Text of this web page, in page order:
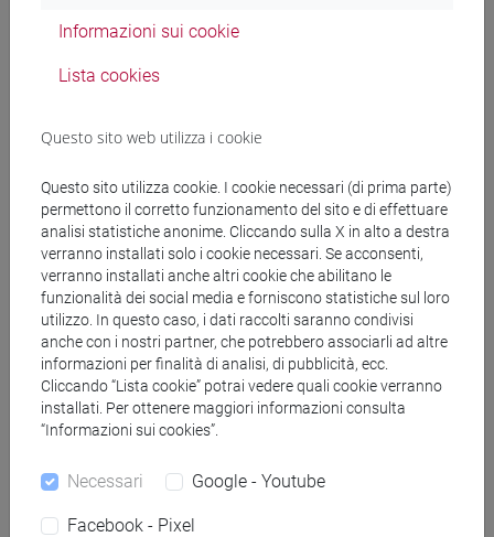
Materiali didattici
Materiali su Moodle
Corsi di studio e percorsi
[FT1] CONSERVAZIONE E GESTIONE DEI BENI
E DELLE ATTIVITÀ CULTURALI - Laurea
Informazioni sui cookie
Lista cookies
Questo sito web utilizza i cookie
Questo sito utilizza cookie. I cookie necessari (di prima parte)
permettono il corretto funzionamento del sito e di effettuare
analisi statistiche anonime. Cliccando sulla X in alto a destra
verranno installati solo i cookie necessari. Se acconsenti,
verranno installati anche altri cookie che abilitano le
funzionalità dei social media e forniscono statistiche sul loro
utilizzo. In questo caso, i dati raccolti saranno condivisi
anche con i nostri partner, che potrebbero associarli ad altre
informazioni per finalità di analisi, di pubblicità, ecc.
Cliccando “Lista cookie” potrai vedere quali cookie verranno
installati. Per ottenere maggiori informazioni consulta
“Informazioni sui cookies”.
Necessari Google - Youtube
Facebook - Pixel